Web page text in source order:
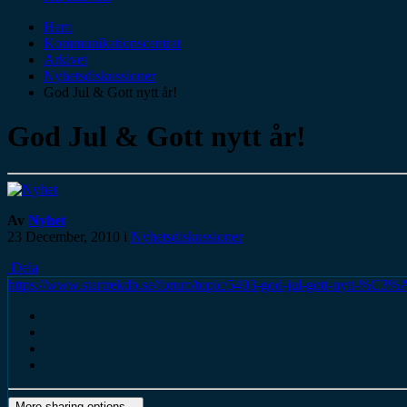
Hem
Kommunikationscentrat
Arkivet
Nyhetsdiskussioner
God Jul & Gott nytt år!
God Jul & Gott nytt år!
Av Nyhet
23 December, 2010 i Nyhetsdiskussioner
Dela
https://www.startrekdb.se/forum/topic/5403-god-jul-gott-nytt-